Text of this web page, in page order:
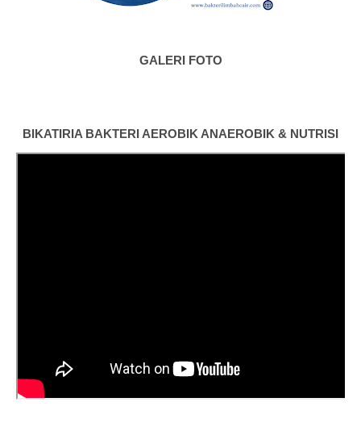
GALERI FOTO
BIKATIRIA BAKTERI AEROBIK ANAEROBIK & NUTRISI